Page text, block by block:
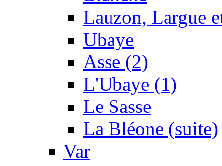
Lauzon, Largue
Ubaye
Asse (2)
L'Ubaye (1)
Le Sasse
La Bléone (suite)
Var